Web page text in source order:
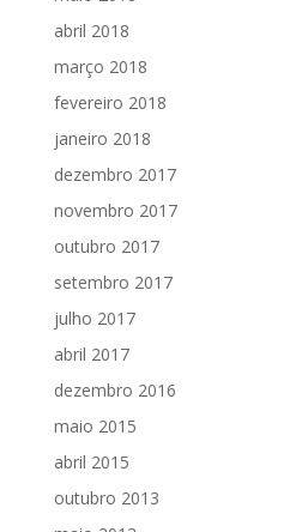
abril 2018
março 2018
fevereiro 2018
janeiro 2018
dezembro 2017
novembro 2017
outubro 2017
setembro 2017
julho 2017
abril 2017
dezembro 2016
maio 2015
abril 2015
outubro 2013